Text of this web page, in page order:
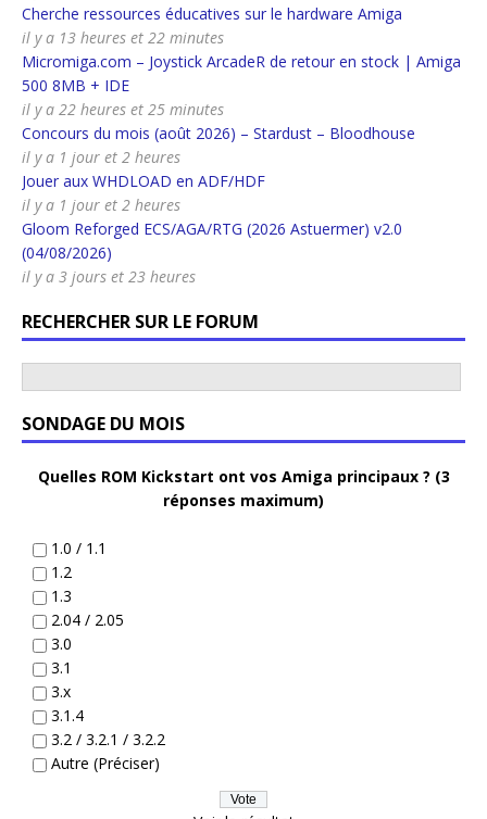
Cherche ressources éducatives sur le hardware Amiga
il y a 13 heures et 22 minutes
Micromiga.com – Joystick ArcadeR de retour en stock | Amiga
500 8MB + IDE
il y a 22 heures et 25 minutes
Concours du mois (août 2026) – Stardust – Bloodhouse
il y a 1 jour et 2 heures
Jouer aux WHDLOAD en ADF/HDF
il y a 1 jour et 2 heures
Gloom Reforged ECS/AGA/RTG (2026 Astuermer) v2.0
(04/08/2026)
il y a 3 jours et 23 heures
RECHERCHER SUR LE FORUM
SONDAGE DU MOIS
Quelles ROM Kickstart ont vos Amiga principaux ? (3
réponses maximum)
1.0 / 1.1
1.2
1.3
2.04 / 2.05
3.0
3.1
3.x
3.1.4
3.2 / 3.2.1 / 3.2.2
Autre (Préciser)